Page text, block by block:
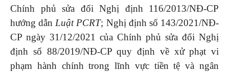
Chính phủ sửa đổi Nghị định 116/2013/NĐ-CP
hướng dẫn Luật PCRT; Nghị định số 143/2021/NĐ-
CP ngày 31/12/2021 của Chính phủ sửa đổi Nghị
định số 88/2019/NĐ-CP quy định về xử phạt vi
phạm hành chính trong lĩnh vực tiền tệ và ngân